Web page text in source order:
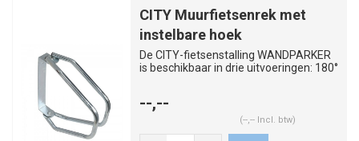
CITY Muurfietsenrek met
instelbare hoek
De CITY-fietsenstalling WANDPARKER
is beschikbaar in drie uitvoeringen: 180°
--,--
(--,-- Incl. btw)